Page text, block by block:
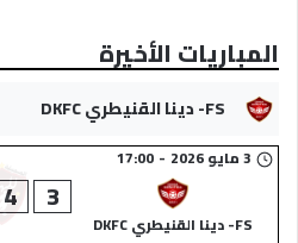
المباريات الأخيرة
FS- دينا القنيطري DKFC
3 مايو 2026 -
17:00
FS- دينا القنيطري DKFC
3
4